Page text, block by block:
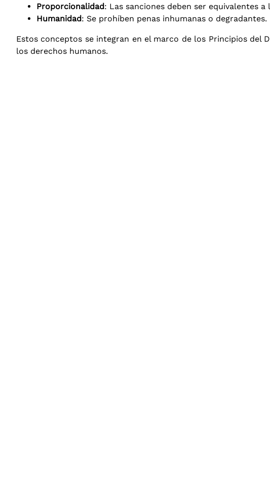
Proporcionalidad: Las sanciones deben ser equivalentes a
Humanidad: Se prohíben penas inhumanas o degradantes.
Estos conceptos se integran en el marco de los Principios del
los derechos humanos.